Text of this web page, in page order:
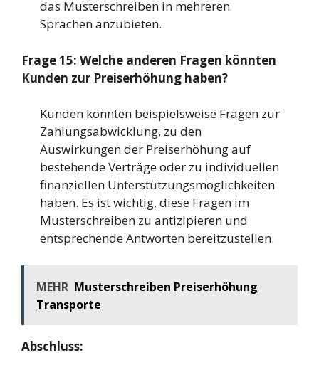
das Musterschreiben in mehreren
Sprachen anzubieten.
Frage 15: Welche anderen Fragen könnten
Kunden zur Preiserhöhung haben?
Kunden könnten beispielsweise Fragen zur
Zahlungsabwicklung, zu den
Auswirkungen der Preiserhöhung auf
bestehende Verträge oder zu individuellen
finanziellen Unterstützungsmöglichkeiten
haben. Es ist wichtig, diese Fragen im
Musterschreiben zu antizipieren und
entsprechende Antworten bereitzustellen.
MEHR Musterschreiben Preiserhöhung
Transporte
Abschluss: